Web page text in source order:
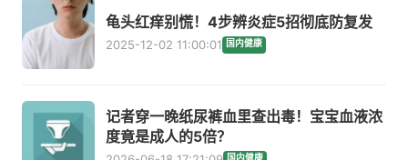
龟头红痒别慌！4步辨炎症5招彻底防复发
2025-12-02 11:00:01 国内健康
记者穿一晚纸尿裤血里查出毒！宝宝血液浓
度竟是成人的5倍？
国内健康